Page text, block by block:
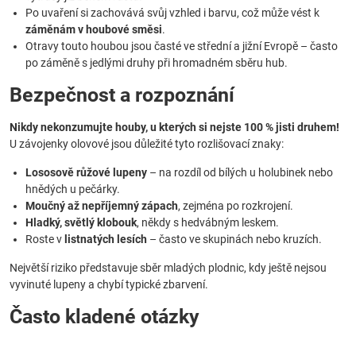
Po uvaření si zachovává svůj vzhled i barvu, což může vést k
záměnám v houbové směsi.
Otravy touto houbou jsou časté ve střední a jižní Evropě – často
po záměně s jedlými druhy při hromadném sběru hub.
Bezpečnost a rozpoznání
Nikdy nekonzumujte houby, u kterých si nejste 100 % jisti druhem!
U závojenky olovové jsou důležité tyto rozlišovací znaky:
Lososově růžové lupeny – na rozdíl od bílých u holubinek nebo
hnědých u pečárky.
Moučný až nepříjemný zápach, zejména po rozkrojení.
Hladký, světlý klobouk, někdy s hedvábným leskem.
Roste v listnatých lesích – často ve skupinách nebo kruzích.
Největší riziko představuje sběr mladých plodnic, kdy ještě nejsou
vyvinuté lupeny a chybí typické zbarvení.
Často kladené otázky